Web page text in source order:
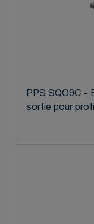
PPS SQO9C -
sortie pour